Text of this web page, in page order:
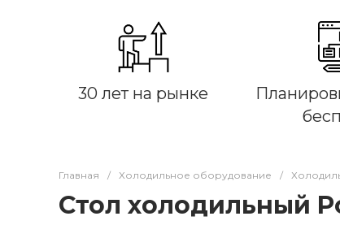
30 лет на рынке
Главная / Холодильное оборудование /
Стол холодильный